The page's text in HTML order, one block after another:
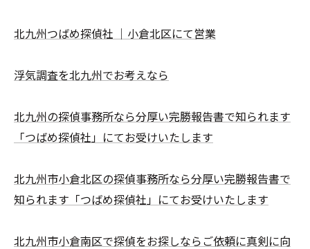
北九州つばめ探偵社 ｜小倉北区にて営業
浮気調査を北九州でお考えなら
北九州の探偵事務所なら分厚い完勝報告書で知られます
「つばめ探偵社」にてお受けいたします
北九州市小倉北区の探偵事務所なら分厚い完勝報告書で
知られます「つばめ探偵社」にてお受けいたします
北九州市小倉南区で探偵をお探しならご依頼に真剣に向